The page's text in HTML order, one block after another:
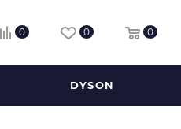
0 0 0
DYSON